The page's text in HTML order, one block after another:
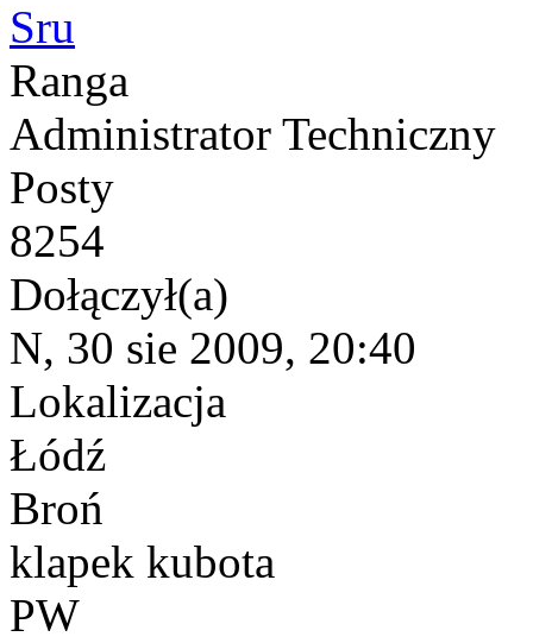
Sru
Ranga
Administrator Techniczny
Posty
8254
Dołączył(a)
N, 30 sie 2009, 20:40
Lokalizacja
Łódź
Broń
klapek kubota
PW